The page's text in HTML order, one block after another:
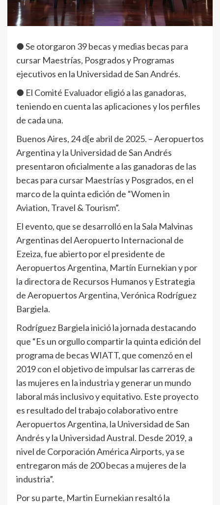
● Se otorgaron 39 becas y medias becas para
cursar Maestrías, Posgrados y Programas
ejecutivos en la Universidad de San Andrés.
● El Comité Evaluador eligió a las ganadoras,
teniendo en cuenta las aplicaciones y los perfiles
de cada una.
Buenos Aires, 24 d{e abril de 2025. – Aeropuertos
Argentina y la Universidad de San Andrés
presentaron oficialmente a las ganadoras de las
becas para cursar Maestrías y Posgrados, en el
marco de la quinta edición de “Women in
Aviation, Travel & Tourism”.
El evento, que se desarrolló en la Sala Malvinas
Argentinas del Aeropuerto Internacional de
Ezeiza, fue abierto por el presidente de
Aeropuertos Argentina, Martín Eurnekian y por
la directora de Recursos Humanos y Estrategia
de Aeropuertos Argentina, Verónica Rodríguez
Bargiela.
Rodríguez Bargiela inició la jornada destacando
que “Es un orgullo compartir la quinta edición del
programa de becas WIATT, que comenzó en el
2019 con el objetivo de impulsar las carreras de
las mujeres en la industria y generar un mundo
laboral más inclusivo y equitativo. Este proyecto
es resultado del trabajo colaborativo entre
Aeropuertos Argentina, la Universidad de San
Andrés y la Universidad Austral. Desde 2019, a
nivel de Corporación América Airports, ya se
entregaron más de 200 becas a mujeres de la
industria”.
Por su parte, Martin Eurnekian resaltó la